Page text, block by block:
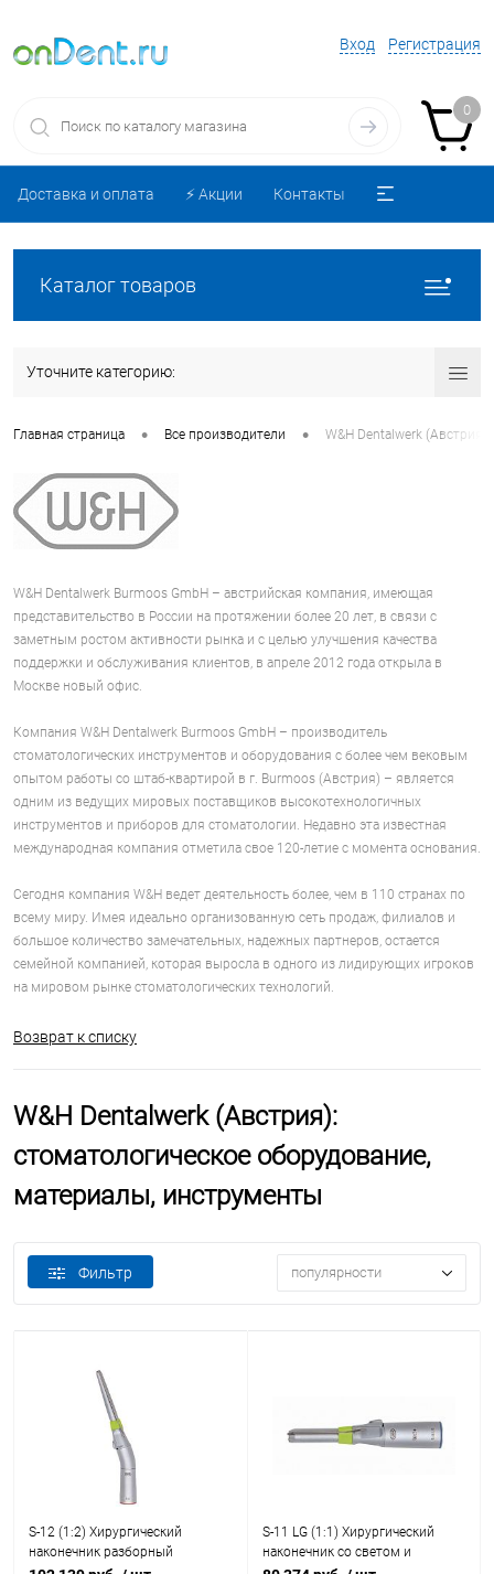
Вход Регистрация
0
Доставка и оплата ⚡️ Акции Контакты
Каталог товаров
Уточните категорию:
Главная страница • Все производители • W&H Dentalwerk
W&H Dentalwerk Burmoos GmbH – австрийская компания, имеющая
представительство в России на протяжении более 20 лет, в связи с
заметным ростом активности рынка и с целью улучшения качества
поддержки и обслуживания клиентов, в апреле 2012 года открыла в
Москве новый офис.
Компания W&H Dentalwerk Burmoos GmbH – производитель
стоматологических инструментов и оборудования с более чем вековым
опытом работы со штаб-квартирой в г. Burmoos (Австрия) – является
одним из ведущих мировых поставщиков высокотехнологичных
инструментов и приборов для стоматологии. Недавно эта известная
международная компания отметила свое 120-летие с момента основания.
Сегодня компания W&H ведет деятельность более, чем в 110 странах по
всему миру. Имея идеально организованную сеть продаж, филиалов и
большое количество замечательных, надежных партнеров, остается
семейной компанией, которая выросла в одного из лидирующих игроков
на мировом рынке стоматологических технологий.
Возврат к списку
W&H Dentalwerk (Австрия):
стоматологическое оборудование,
материалы, инструменты
Фильтр популярности
S-12 (1:2) Хирургический
наконечник разборный
S-11 LG (1:1) Хирургический
наконечник со светом и